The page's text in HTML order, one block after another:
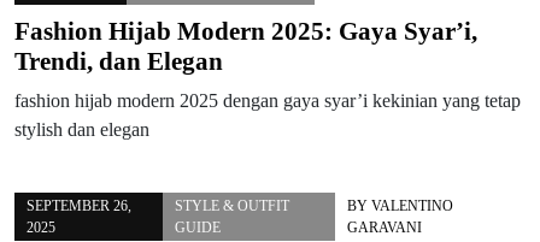
Fashion Hijab Modern 2025: Gaya Syar’i,
Trendi, dan Elegan
fashion hijab modern 2025 dengan gaya syar’i kekinian yang tetap
stylish dan elegan
SEPTEMBER 26,
2025
STYLE & OUTFIT
GUIDE
BY VALENTINO
GARAVANI